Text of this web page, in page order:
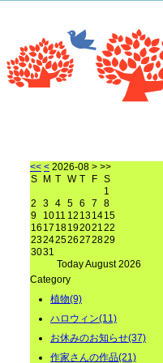
<< < 2026-08 > >>
S
M T W T F S
1
2
3 4 5 6 7
8
9
1011 12 131415
16 17 1819202122
23242526272829
3031
Today August 2026
Category
植物(9)
ハロウィン(11)
お休みのお知らせ(37)
作家さんの作品(21)